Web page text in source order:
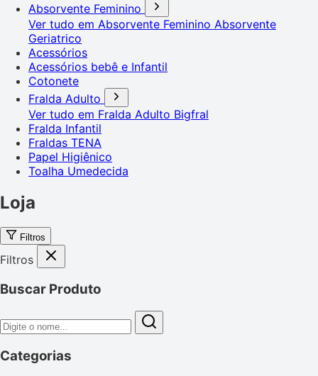
Absorvente Feminino
Ver tudo em Absorvente Feminino Absorvente
Geriatrico
Acessórios
Acessórios bebê e Infantil
Cotonete
Fralda Adulto
Ver tudo em Fralda Adulto Bigfral
Fralda Infantil
Fraldas TENA
Papel Higiênico
Toalha Umedecida
Loja
Filtros
Filtros
Buscar Produto
Categorias